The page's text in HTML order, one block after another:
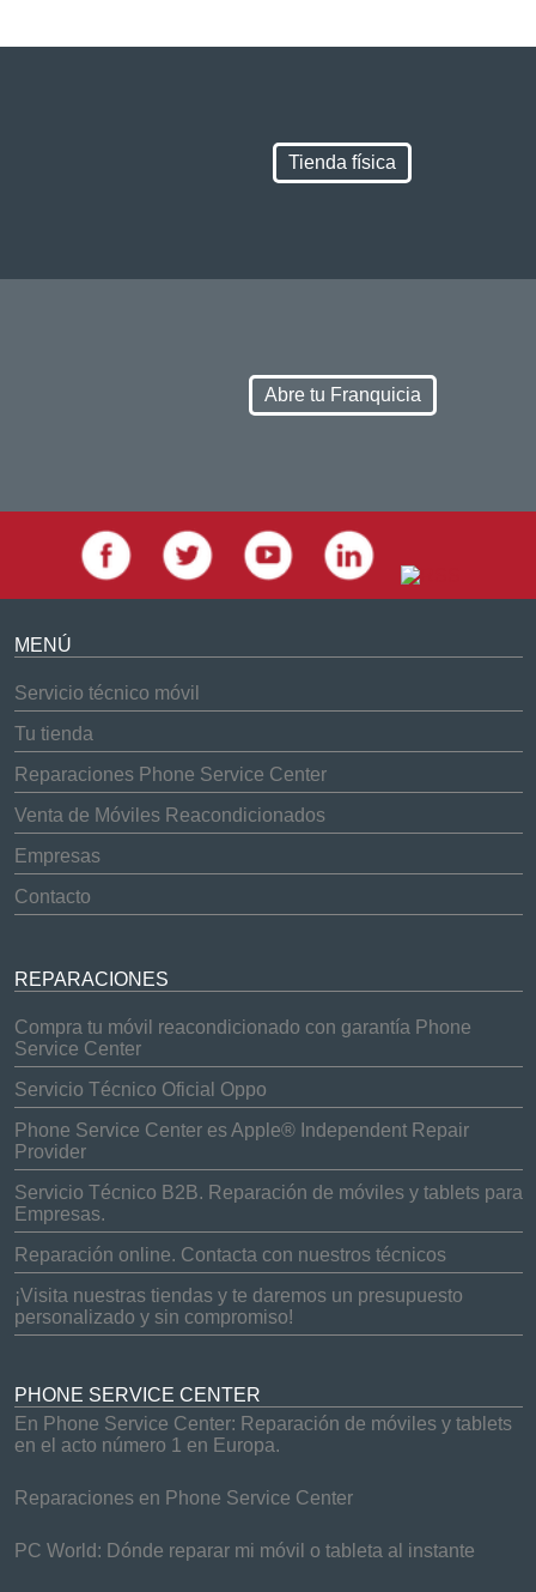
Tienda física
Abre tu Franquicia
MENÚ
Servicio técnico móvil
Tu tienda
Reparaciones Phone Service Center
Venta de Móviles Reacondicionados
Empresas
Contacto
REPARACIONES
Compra tu móvil reacondicionado con garantía Phone
Service Center
Servicio Técnico Oficial Oppo
Phone Service Center es Apple® Independent Repair
Provider
Servicio Técnico B2B. Reparación de móviles y tablets para
Empresas.
Reparación online. Contacta con nuestros técnicos
¡Visita nuestras tiendas y te daremos un presupuesto
personalizado y sin compromiso!
PHONE SERVICE CENTER
En Phone Service Center: Reparación de móviles y tablets
en el acto número 1 en Europa.
Reparaciones en Phone Service Center
PC World: Dónde reparar mi móvil o tableta al instante